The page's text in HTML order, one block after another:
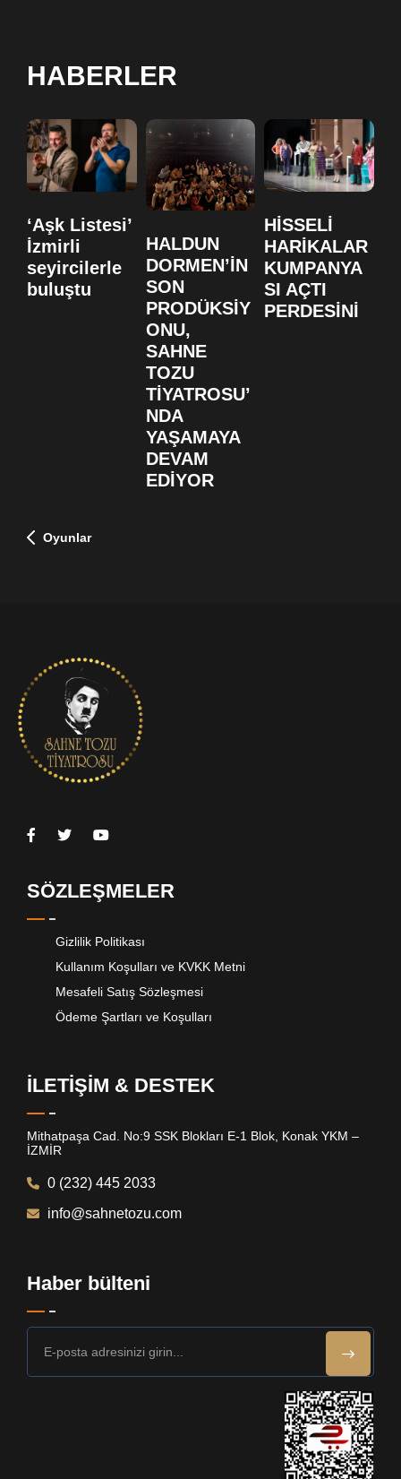
HABERLER
‘Aşk Listesi’
İzmirli
seyircilerle
buluştu
HALDUN
DORMEN’İN
SON
PRODÜKSİY
ONU,
SAHNE
TOZU
TİYATROSU’
NDA
YAŞAMAYA
DEVAM
EDİYOR
HİSSELİ
HARİKALAR
KUMPANYA
SI AÇTI
PERDESİNİ
Oyunlar
SÖZLEŞMELER
Gizlilik Politikası
Kullanım Koşulları ve KVKK Metni
Mesafeli Satış Sözleşmesi
Ödeme Şartları ve Koşulları
İLETİŞİM & DESTEK
Mithatpaşa Cad. No:9 SSK Blokları E-1 Blok, Konak YKM –
İZMİR
0 (232) 445 2033
info@sahnetozu.com
Haber bülteni